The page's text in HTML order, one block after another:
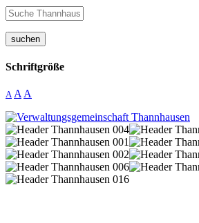
suchen
Schriftgröße
A A A